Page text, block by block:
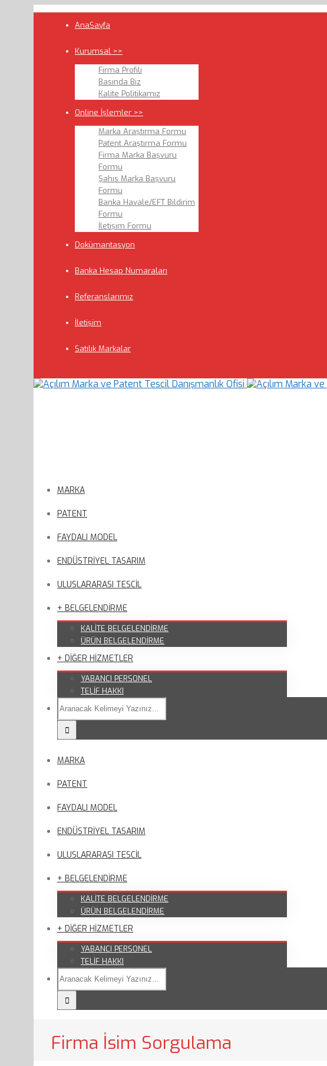
AnaSayfa
Kurumsal >>
Firma Profili
Basında Biz
Kalite Politikamız
Online İşlemler >>
Marka Araştırma Formu
Patent Araştırma Formu
Firma Marka Başvuru
Formu
Şahıs Marka Başvuru
Formu
Banka Havale/EFT Bildirim
Formu
İletişim Formu
Dokümantasyon
Banka Hesap Numaraları
Referanslarımız
İletişim
Satılık Markalar
MARKA
PATENT
FAYDALI MODEL
ENDÜSTRİYEL TASARIM
ULUSLARARASI TESCİL
+ BELGELENDİRME
KALİTE BELGELENDİRME
ÜRÜN BELGELENDİRME
+ DİĞER HİZMETLER
YABANCI PERSONEL
TELİF HAKKI
MARKA
PATENT
FAYDALI MODEL
ENDÜSTRİYEL TASARIM
ULUSLARARASI TESCİL
+ BELGELENDİRME
KALİTE BELGELENDİRME
ÜRÜN BELGELENDİRME
+ DİĞER HİZMETLER
YABANCI PERSONEL
TELİF HAKKI
Firma İsim Sorgulama